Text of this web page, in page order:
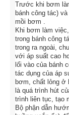
Trước khi bơm
bánh công tác)
mồi bơm .
Khi bơm làm
trong bánh công
trong ra ngoài,
với áp suất cao
lối vào của bánh
tác dụng của áp
bơm, chất lỏng ở
là quá trình hút
trình liên tục, tạo
Bộ phận dẫn